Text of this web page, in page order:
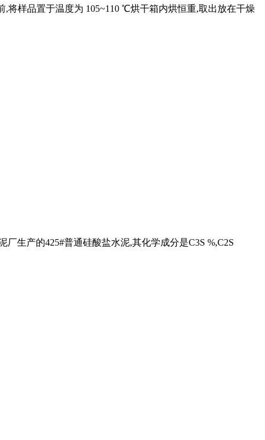
将样品置于温度为 105~110 ℃烘干箱内烘恒重,取出放在干燥
生产的425#普通硅酸盐水泥,其化学成分是C3S %,C2S